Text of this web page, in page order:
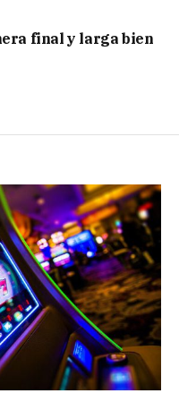
final y larga bien